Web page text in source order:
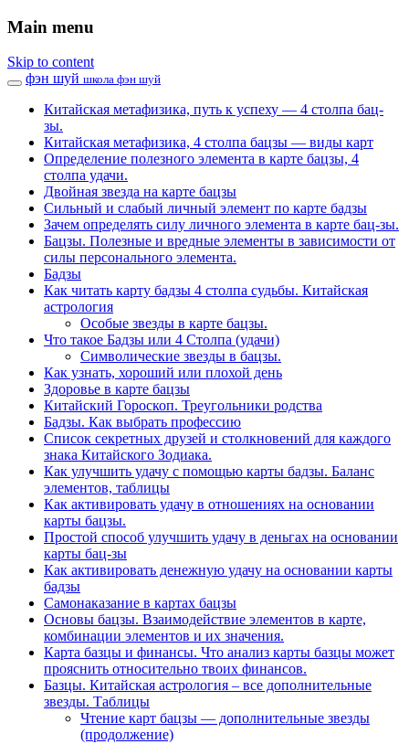
Main menu
Skip to content
фэн шуй школа фэн шуй
Китайская метафизика, путь к успеху — 4 столпа бац-
зы.
Китайская метафизика, 4 столпа бацзы — виды карт
Определение полезного элемента в карте бацзы, 4
столпа удачи.
Двойная звезда на карте бацзы
Сильный и слабый личный элемент по карте бадзы
Зачем определять силу личного элемента в карте бац-зы.
Бацзы. Полезные и вредные элементы в зависимости от
силы персонального элемента.
Бадзы
Как читать карту бадзы 4 столпа судьбы. Китайская
астрология
Особые звезды в карте бацзы.
Что такое Бадзы или 4 Столпа (удачи)
Символические звезды в бацзы.
Как узнать, хороший или плохой день
Здоровье в карте бацзы
Китайский Гороскоп. Треугольники родства
Бадзы. Как выбрать профессию
Список секретных друзей и cтолкновений для каждого
знака Китайского Зодиака.
Как улучшить удачу с помощью карты бадзы. Баланс
элементов, таблицы
Как активировать удачу в отношениях на основании
карты бацзы.
Простой способ улучшить удачу в деньгах на основании
карты бац-зы
Как активировать денежную удачу на основании карты
бадзы
Самонаказание в картах бацзы
Основы бацзы. Взаимодействие элементов в карте,
комбинации элементов и их значения.
Карта базцы и финансы. Что анализ карты базцы может
прояснить относительно твоих финансов.
Базцы. Китайская астрология – все дополнительные
звезды. Таблицы
Чтение карт бацзы — дополнительные звезды
(продолжение)